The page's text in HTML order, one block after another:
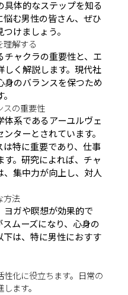
具体的なステップを知る
む男性の皆さん、ぜひ
けましょう。
解する
チャクラの重要性と、エ
く解説します。現代社
身のバランスを保つため
スの重要性
系であるアーユルヴェ
ターとされています。
特に重要であり、仕事
。研究によれば、チャ
集中力が向上し、対人
方法
ヨガや瞑想が効果的で
ムーズになり、心身の
下は、特に男性におすす
化に役立ちます。日常の
ます。